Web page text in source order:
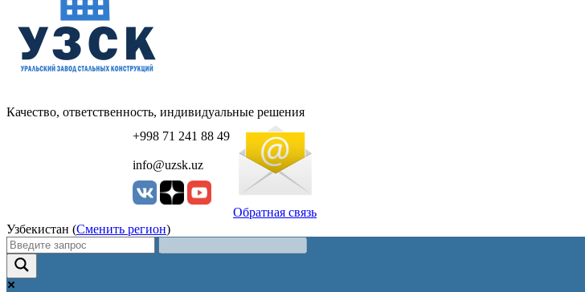
Качество, ответственность, индивидуальные решения
+998 71 241 88 49
info@uzsk.uz
Обратная связь
Узбекистан (Сменить регион)